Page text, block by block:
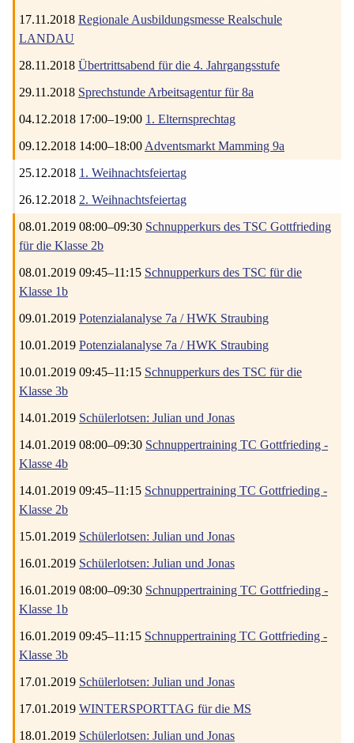
17.11.2018 Regionale Ausbildungsmesse Realschule
LANDAU
28.11.2018 Übertrittsabend für die 4. Jahrgangsstufe
29.11.2018 Sprechstunde Arbeitsagentur für 8a
04.12.2018 17:00–19:00 1. Elternsprechtag
09.12.2018 14:00–18:00 Adventsmarkt Mamming 9a
25.12.2018 1. Weihnachtsfeiertag
26.12.2018 2. Weihnachtsfeiertag
08.01.2019 08:00–09:30 Schnupperkurs des TSC Gottfrieding
für die Klasse 2b
08.01.2019 09:45–11:15 Schnupperkurs des TSC für die
Klasse 1b
09.01.2019 Potenzialanalyse 7a / HWK Straubing
10.01.2019 Potenzialanalyse 7a / HWK Straubing
10.01.2019 09:45–11:15 Schnupperkurs des TSC für die
Klasse 3b
14.01.2019 Schülerlotsen: Julian und Jonas
14.01.2019 08:00–09:30 Schnuppertraining TC Gottfrieding -
Klasse 4b
14.01.2019 09:45–11:15 Schnuppertraining TC Gottfrieding -
Klasse 2b
15.01.2019 Schülerlotsen: Julian und Jonas
16.01.2019 Schülerlotsen: Julian und Jonas
16.01.2019 08:00–09:30 Schnuppertraining TC Gottfrieding -
Klasse 1b
16.01.2019 09:45–11:15 Schnuppertraining TC Gottfrieding -
Klasse 3b
17.01.2019 Schülerlotsen: Julian und Jonas
17.01.2019 WINTERSPORTTAG für die MS
18.01.2019 Schülerlotsen: Julian und Jonas